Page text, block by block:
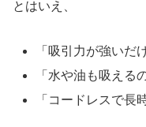
とはいえ、
「吸引力が強いだ
「水や油も吸える
「コードレスで長